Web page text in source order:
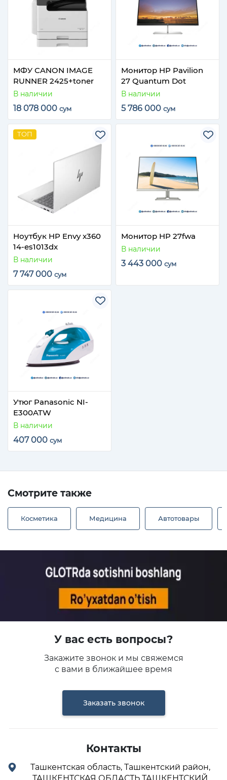
МФУ СANON IMAGE
RUNNER 2425+toner
В наличии
18 078 000 сум
Монитор HP Pavilion
27 Quantum Dot
В наличии
5 786 000 сум
ТОП
Ноутбук HP Envy x360
14-es1013dx
В наличии
7 747 000 сум
Монитор HP 27fwa
В наличии
3 443 000 сум
Утюг Panasonic NI-
E300ATW
В наличии
407 000 сум
Смотрите также
Косметика Медицина Автотовары
У вас есть вопросы?
Закажите звонок и мы свяжемся
с вами в ближайшее время
Заказать звонок
Контакты
Ташкентская область, Ташкентский район,